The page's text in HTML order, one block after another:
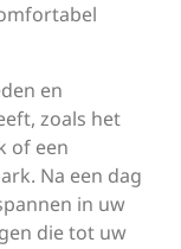
en
zoals het
of een
Na een dag
in uw
die tot uw